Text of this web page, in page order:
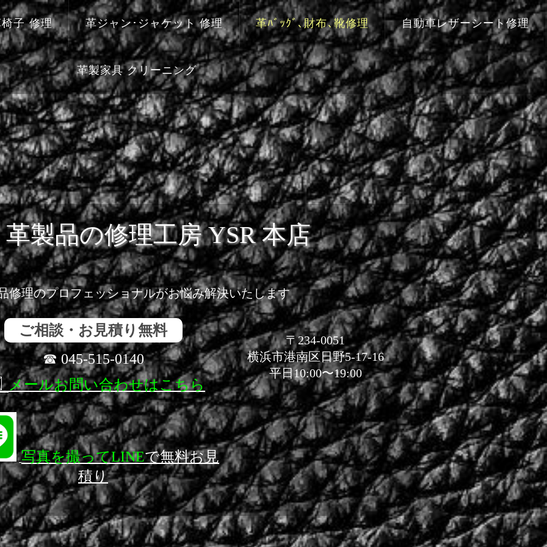
子 修理 革ジャン･ジャケット 修理 革ﾊﾞｯｸﾞ､財布､靴修理 自動車レザーシート修理
革製家具 クリーニング
革製品の修理工房 YSR 本店
修理のプロフェッショナルがお悩み解決いたします
ご相談・お見積り無料
☎ 045-515-0140
メールお問い合わせはこちら
〒234-0051
横浜市港南区日野5-17-16
平日10:00〜19:00
写真を撮ってLINEで無料お見
積り